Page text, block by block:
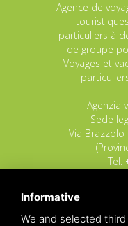
Agence de
particuliers à
de groupe
Voyages et
Agenzia
Sede
Via Brazzolo
Tel.
POLIZZA
Informative
We and selected